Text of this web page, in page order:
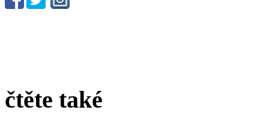
čtěte také